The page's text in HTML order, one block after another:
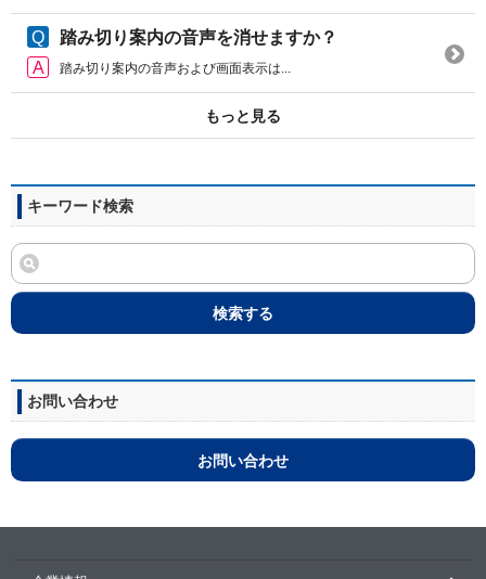
踏み切り案内の音声を消せますか？
踏み切り案内の音声および画面表示は...
もっと見る
キーワード検索
検索する
お問い合わせ
お問い合わせ